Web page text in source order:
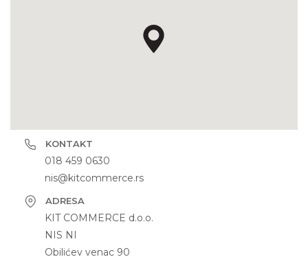
KONTAKT
018 459 0630
nis@kitcommerce.rs
ADRESA
KIT COMMERCE d.o.o.
NIS NI
Obilićev venac 90